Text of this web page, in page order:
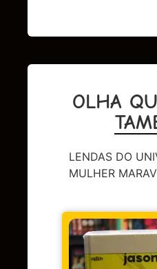
OLHA
LENDAS DO
MULHER